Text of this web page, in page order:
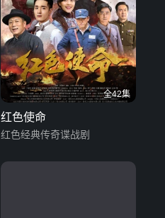
全42集
红色使命
红色经典传奇谍战剧